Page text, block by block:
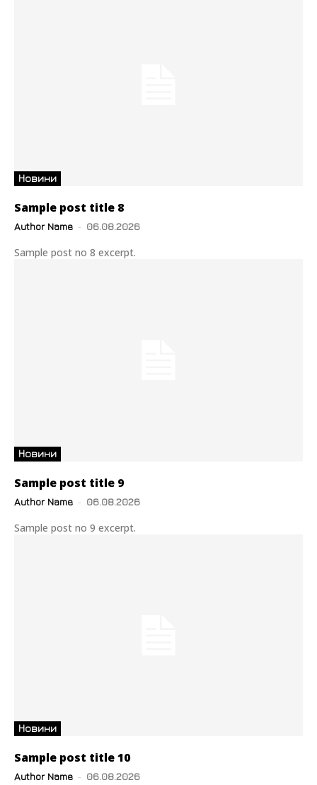
Новини
Sample post title 8
Author Name - 06.08.2026
Sample post no 8 excerpt.
Новини
Sample post title 9
Author Name - 06.08.2026
Sample post no 9 excerpt.
Новини
Sample post title 10
Author Name - 06.08.2026